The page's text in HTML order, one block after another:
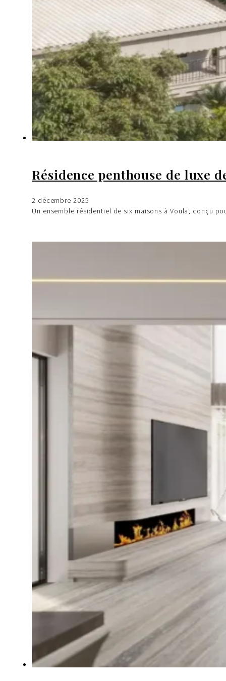
Résidence penthouse de luxe
2 décembre 2025
Un ensemble résidentiel de six maisons à Voula, conçu